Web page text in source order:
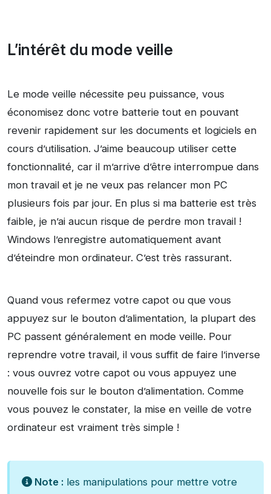
L’intérêt du mode veille
Le mode veille nécessite peu puissance, vous
économisez donc votre batterie tout en pouvant
revenir rapidement sur les documents et logiciels en
cours d’utilisation. J’aime beaucoup utiliser cette
fonctionnalité, car il m’arrive d’être interrompue dans
mon travail et je ne veux pas relancer mon PC
plusieurs fois par jour. En plus si ma batterie est très
faible, je n’ai aucun risque de perdre mon travail !
Windows l’enregistre automatiquement avant
d’éteindre mon ordinateur. C’est très rassurant.
Quand vous refermez votre capot ou que vous
appuyez sur le bouton d’alimentation, la plupart des
PC passent généralement en mode veille. Pour
reprendre votre travail, il vous suffit de faire l’inverse
: vous ouvrez votre capot ou vous appuyez une
nouvelle fois sur le bouton d’alimentation. Comme
vous pouvez le constater, la mise en veille de votre
ordinateur est vraiment très simple !
Note : les manipulations pour mettre votre